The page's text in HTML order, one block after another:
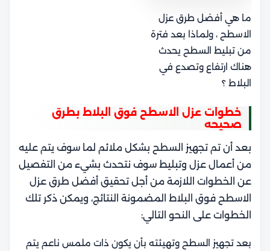
ما هي أفضل طرق عزل
الاسطح ، ولماذا بعد فترة
من تبليط السطح يحدث
هناك ارتفاع وتصدع في
البلاط ؟
خطوات عزل الاسطح فوق البلاط بطرق
صحيحه
بعد أن تم تجهيز السطح بشكل ملائم لما سوف يتم عليه
من أعمال عزل وتبليط سوف نتحدث بشيء من التفصيل
عن الخطوات اللازمة من أجل تحقيق أفضل طرق عزل
الاسطح فوق البلاط المضمونة النتائج، ويمكن ذكر تلك
الخطوات على النحو التالي:
بعد تجهيز السطح وتهيئته بأن يكون ذات ملمس ناعم يتم